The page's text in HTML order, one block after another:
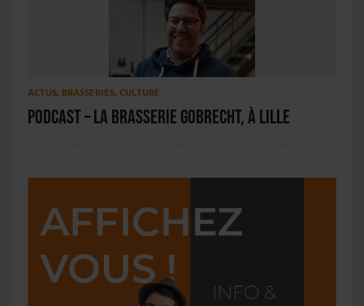
ACTUS, BRASSERIES, CULTURE
PODCAST – La Brasserie Gobrecht, à Lille